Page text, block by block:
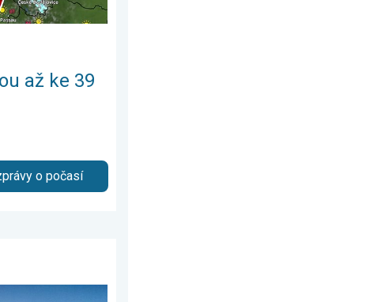
až ke 39
o počasí
20. března 2026
v mlze. . . sobota 18. dubna 2026